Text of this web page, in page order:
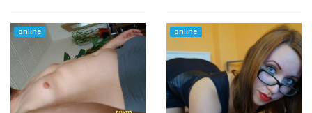
online online